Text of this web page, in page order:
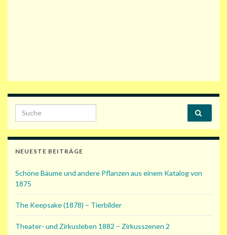
Search for:
NEUESTE BEITRÄGE
Schöne Bäume und andere Pflanzen aus einem Katalog von
1875
The Keepsake (1878) – Tierbilder
Theater- und Zirkusleben 1882 – Zirkusszenen 2